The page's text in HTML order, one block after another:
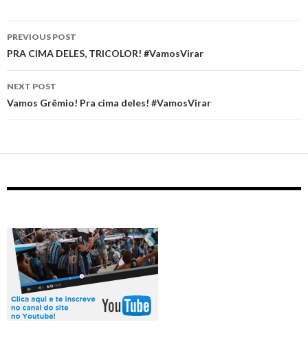
Post
navigation
PREVIOUS POST
PRA CIMA DELES, TRICOLOR! #VamosVirar
NEXT POST
Vamos Grêmio! Pra cima deles! #VamosVirar